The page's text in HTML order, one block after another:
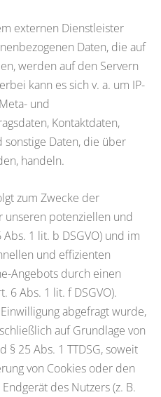
externen Dienstleister
Daten, die auf
werden auf den Servern
kann es sich v. a. um IP-
und
Kontaktdaten,
sonstige Daten, die über
handeln.
zum Zwecke der
unseren potenziellen und
1 lit. b DSGVO) und im
und effizienten
Angebots durch einen
6 Abs. 1 lit. f DSGVO).
abgefragt wurde,
auf Grundlage von
§ 25 Abs. 1 TTDSG, soweit
von Cookies oder den
des Nutzers (z. B.